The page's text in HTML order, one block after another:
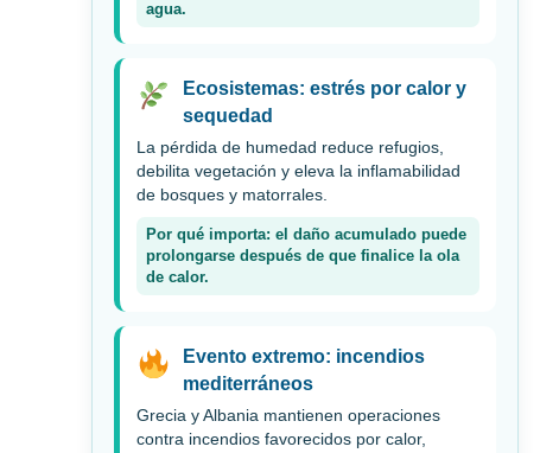
agua.
Ecosistemas: estrés por calor y
sequedad
La pérdida de humedad reduce refugios,
debilita vegetación y eleva la inflamabilidad
de bosques y matorrales.
Por qué importa: el daño acumulado puede
prolongarse después de que finalice la ola
de calor.
Evento extremo: incendios
mediterráneos
Grecia y Albania mantienen operaciones
contra incendios favorecidos por calor,